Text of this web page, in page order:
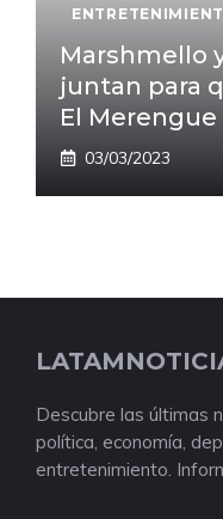
Marshmello
juntan para
El Merengue
03/03/2023
Descubre las últimas
política, economía,
entretenimiento.